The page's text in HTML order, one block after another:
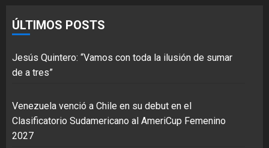
ÚLTIMOS POSTS
Jesús Quintero: “Vamos con toda la ilusión de sumar
de a tres”
Venezuela venció a Chile en su debut en el
Clasificatorio Sudamericano al AmeriCup Femenino
2027